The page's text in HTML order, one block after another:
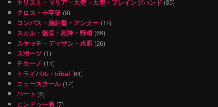
キリスト・マリア・天使・天使・プレイングハンド (35)
クロス・十字架 (9)
コンパス・羅針盤・アンカー (12)
スカル・骸骨・死神・野晒 (66)
スケッチ・デッサン・水彩 (26)
スポーツ (1)
チカーノ (11)
トライバル・tribal (64)
ニュースクール(12)
ハート (6)
ヒンドゥー教 (7)